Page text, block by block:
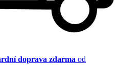
doprava zdarma od